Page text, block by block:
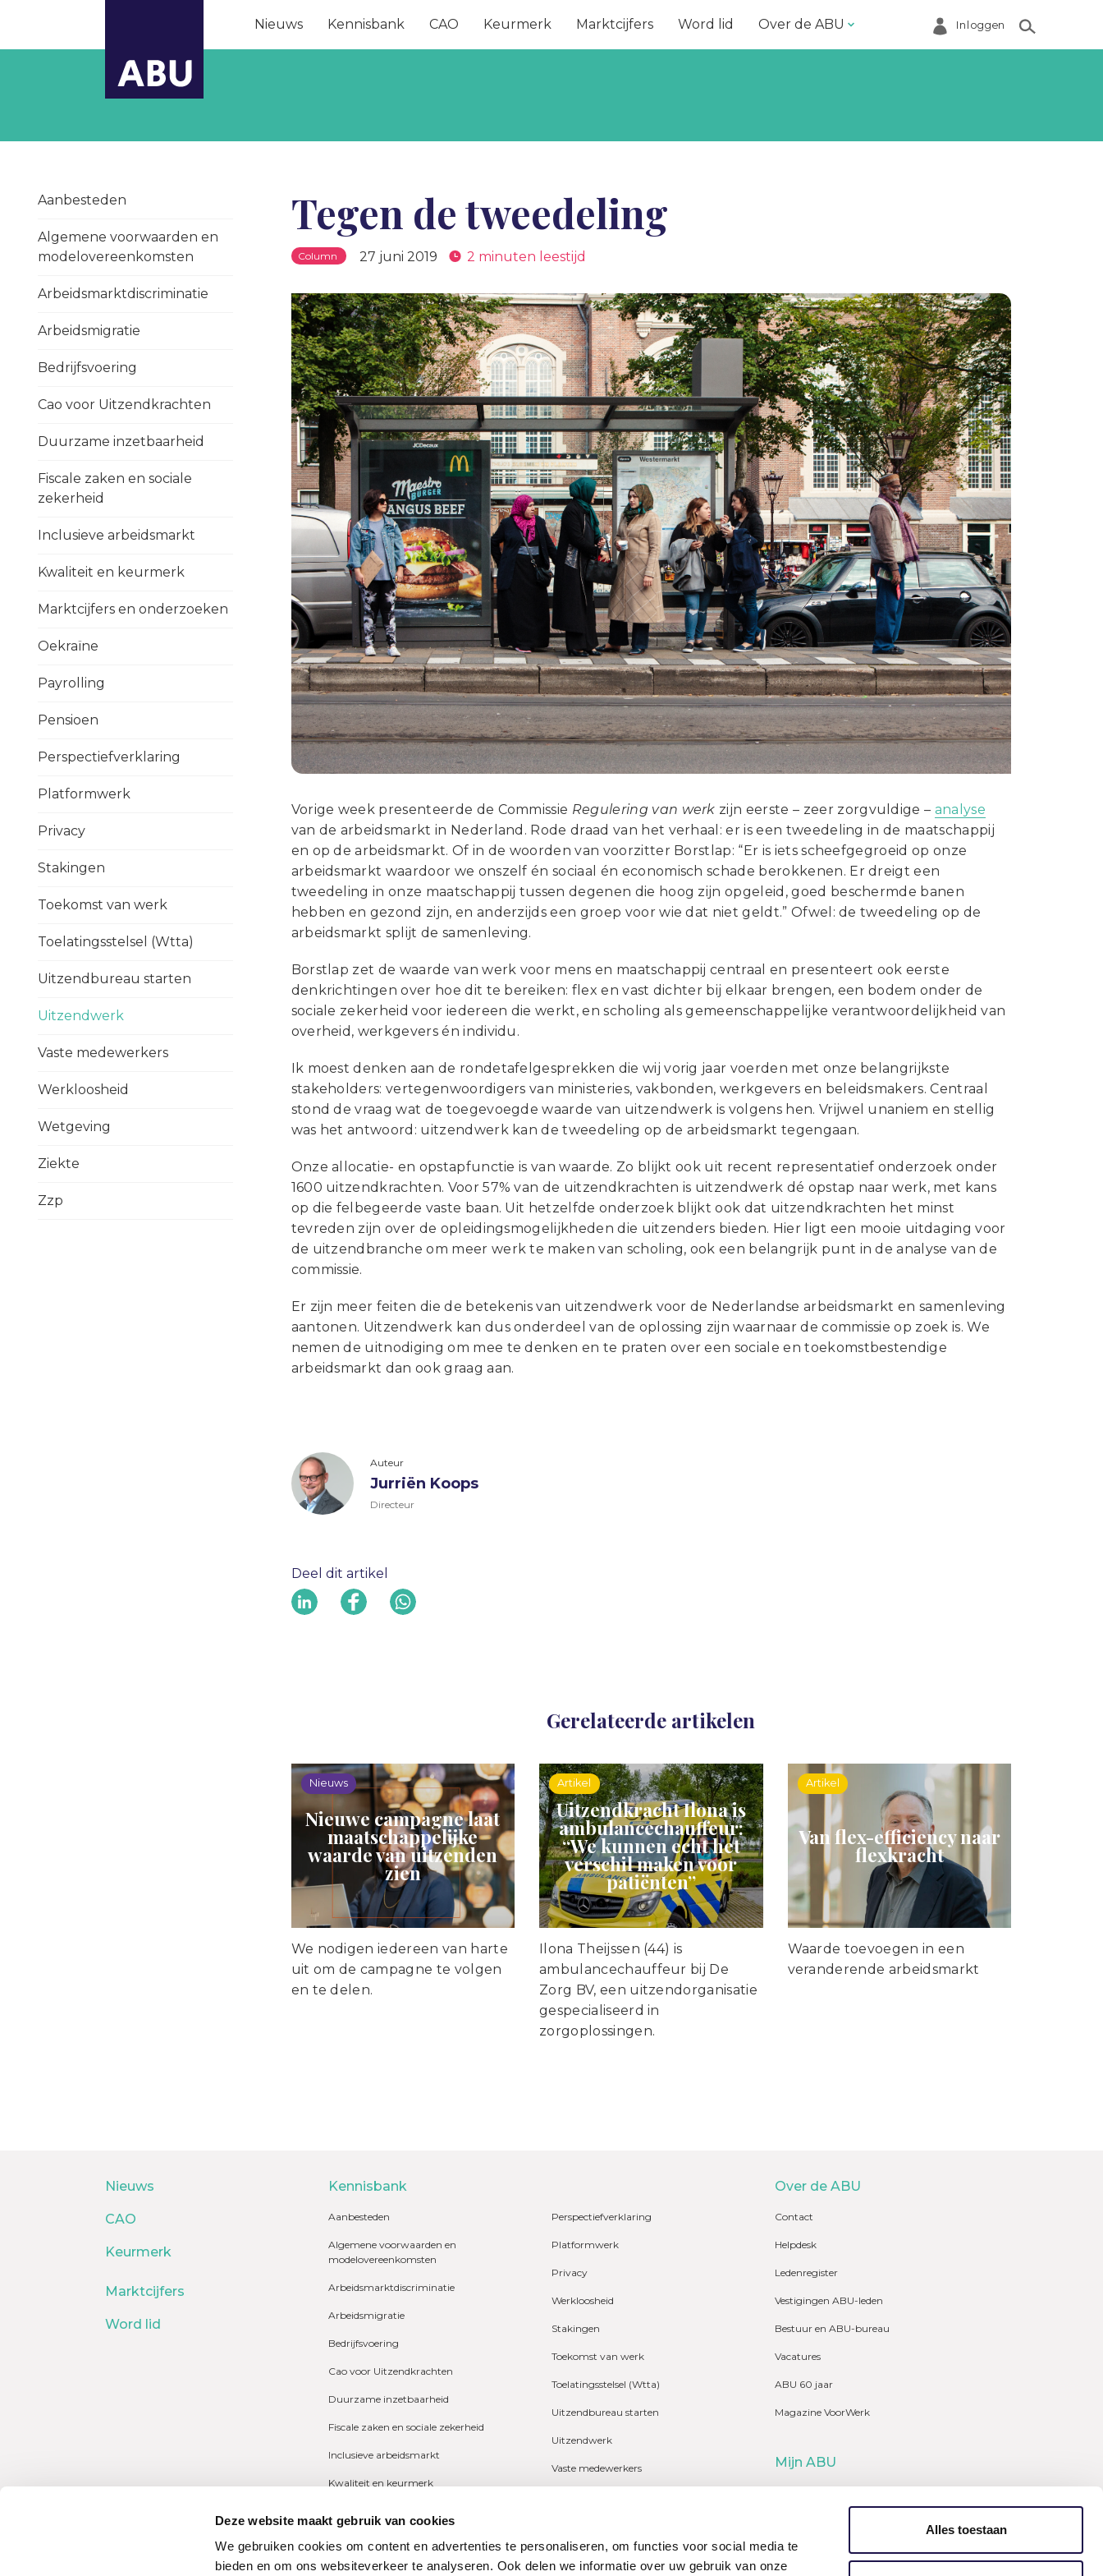
Deze website maakt gebruik van cookies
We gebruiken cookies om content en advertenties te personaliseren, om functies voor social media te
bieden en om ons websiteverkeer te analyseren. Ook delen we informatie over uw gebruik van onze
Alles toestaan
Nieuws Kennisbank CAO Keurmerk Marktcijfers Word lid Over de ABU
Helpdesk
Melding doen
Over de ABU
Statuten en reglementen
Vacatures
Vestigingen ABU-leden
Webshop
Inloggen
Aanbesteden
Algemene voorwaarden en
modelovereenkomsten
Arbeidsmarktdiscriminatie
Arbeidsmigratie
Bedrijfsvoering
Cao voor Uitzendkrachten
Duurzame inzetbaarheid
Fiscale zaken en sociale
zekerheid
Inclusieve arbeidsmarkt
Kwaliteit en keurmerk
Marktcijfers en onderzoeken
Oekraïne
Payrolling
Pensioen
Perspectiefverklaring
Platformwerk
Privacy
Stakingen
Toekomst van werk
Toelatingsstelsel (Wtta)
Uitzendbureau starten
Uitzendwerk
Vaste medewerkers
Werkloosheid
Wetgeving
Ziekte
Zzp
Tegen de tweedeling
Column 27 juni 2019 2 minuten leestijd
Vorige week presenteerde de Commissie Regulering van werk zijn eerste – zeer zorgvuldige – analyse
van de arbeidsmarkt in Nederland. Rode draad van het verhaal: er is een tweedeling in de maatschappij
en op de arbeidsmarkt. Of in de woorden van voorzitter Borstlap: “Er is iets scheefgegroeid op onze
arbeidsmarkt waardoor we onszelf én sociaal én economisch schade berokkenen. Er dreigt een
tweedeling in onze maatschappij tussen degenen die hoog zijn opgeleid, goed beschermde banen
hebben en gezond zijn, en anderzijds een groep voor wie dat niet geldt.” Ofwel: de tweedeling op de
arbeidsmarkt splijt de samenleving.
Borstlap zet de waarde van werk voor mens en maatschappij centraal en presenteert ook eerste
denkrichtingen over hoe dit te bereiken: flex en vast dichter bij elkaar brengen, een bodem onder de
sociale zekerheid voor iedereen die werkt, en scholing als gemeenschappelijke verantwoordelijkheid van
overheid, werkgevers én individu.
Ik moest denken aan de rondetafelgesprekken die wij vorig jaar voerden met onze belangrijkste
stakeholders: vertegenwoordigers van ministeries, vakbonden, werkgevers en beleidsmakers. Centraal
stond de vraag wat de toegevoegde waarde van uitzendwerk is volgens hen. Vrijwel unaniem en stellig
was het antwoord: uitzendwerk kan de tweedeling op de arbeidsmarkt tegengaan.
Onze allocatie- en opstapfunctie is van waarde. Zo blijkt ook uit recent representatief onderzoek onder
1600 uitzendkrachten. Voor 57% van de uitzendkrachten is uitzendwerk dé opstap naar werk, met kans
op die felbegeerde vaste baan. Uit hetzelfde onderzoek blijkt ook dat uitzendkrachten het minst
tevreden zijn over de opleidingsmogelijkheden die uitzenders bieden. Hier ligt een mooie uitdaging voor
de uitzendbranche om meer werk te maken van scholing, ook een belangrijk punt in de analyse van de
commissie.
Er zijn meer feiten die de betekenis van uitzendwerk voor de Nederlandse arbeidsmarkt en samenleving
aantonen. Uitzendwerk kan dus onderdeel van de oplossing zijn waarnaar de commissie op zoek is. We
nemen de uitnodiging om mee te denken en te praten over een sociale en toekomstbestendige
arbeidsmarkt dan ook graag aan.
Auteur
Jurriën Koops
Directeur
Deel dit artikel
Gerelateerde artikelen
Nieuws
Nieuwe campagne laat
maatschappelijke
waarde van uitzenden
zien
We nodigen iedereen van harte
uit om de campagne te volgen
en te delen.
Artikel
Uitzendkracht Ilona is
ambulancechauffeur:
“We kunnen echt het
verschil maken voor
patiënten”
Ilona Theijssen (44) is
ambulancechauffeur bij De
Zorg BV, een uitzendorganisatie
gespecialiseerd in
zorgoplossingen.
Artikel
Van flex-efficiency naar
flexkracht
Waarde toevoegen in een
veranderende arbeidsmarkt
Nieuws
CAO
Keurmerk
Marktcijfers
Word lid
Kennisbank
Aanbesteden
Algemene voorwaarden en
modelovereenkomsten
Arbeidsmarktdiscriminatie
Arbeidsmigratie
Bedrijfsvoering
Cao voor Uitzendkrachten
Duurzame inzetbaarheid
Fiscale zaken en sociale zekerheid
Inclusieve arbeidsmarkt
Kwaliteit en keurmerk
Pensioen
Perspectiefverklaring
Platformwerk
Privacy
Werkloosheid
Stakingen
Toekomst van werk
Toelatingsstelsel (Wtta)
Uitzendbureau starten
Uitzendwerk
Vaste medewerkers
Zzp
Over de ABU
Contact
Helpdesk
Ledenregister
Vestigingen ABU-leden
Bestuur en ABU-bureau
Vacatures
ABU 60 jaar
Magazine VoorWerk
Mijn ABU